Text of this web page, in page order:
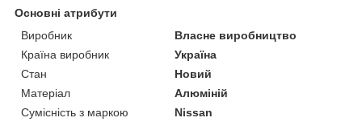
Основні атрибути
Виробник
Власне виробництво
Країна виробник
Україна
Стан
Новий
Матеріал
Алюміній
Сумісність з маркою
Nissan